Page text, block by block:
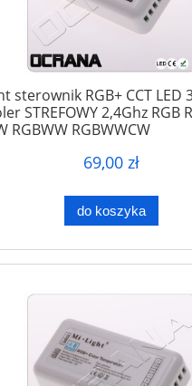
sterownik RGB+ CCT LED
STREFOWY 2,4Ghz RGB
RGBWW RGBWWCW
69,00 zł
do koszyka